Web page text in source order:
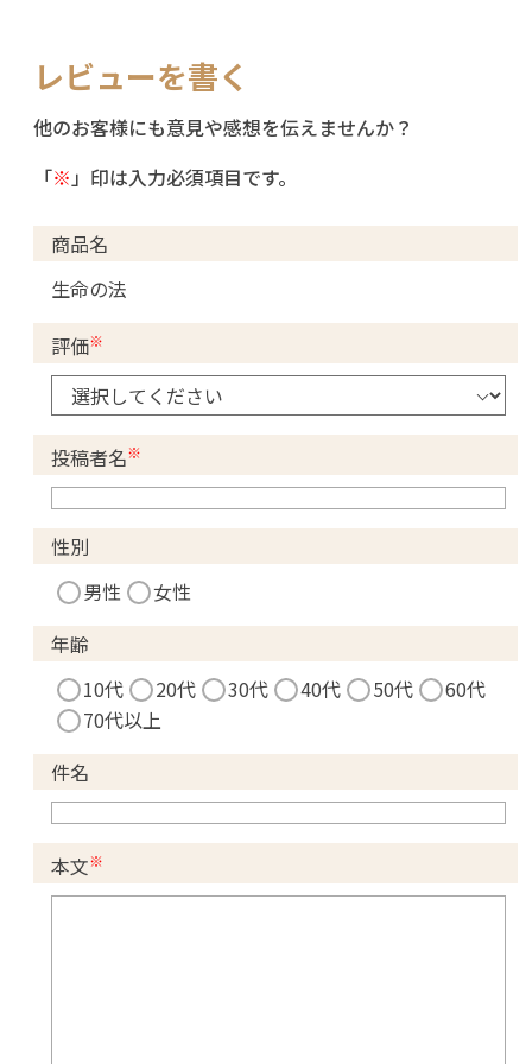
レビューを書く
他のお客様にも意見や感想を伝えませんか？
「※ 」印は入力必須項目です。
商品名
生命の法
評価※
投稿者名※
性別
男性
女性
年齢
10代
20代 30代 40代 50代
60代
70代以上
件名
本文※